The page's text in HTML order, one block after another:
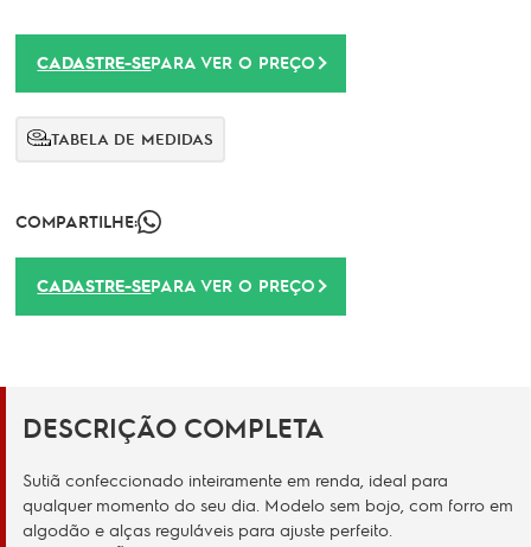
CADASTRE-SEPARA VER O PREÇO
TABELA DE MEDIDAS
COMPARTILHE:
CADASTRE-SEPARA VER O PREÇO
DESCRIÇÃO COMPLETA
Sutiã confeccionado inteiramente em renda, ideal para
qualquer momento do seu dia. Modelo sem bojo, com forro em
algodão e alças reguláveis para ajuste perfeito.